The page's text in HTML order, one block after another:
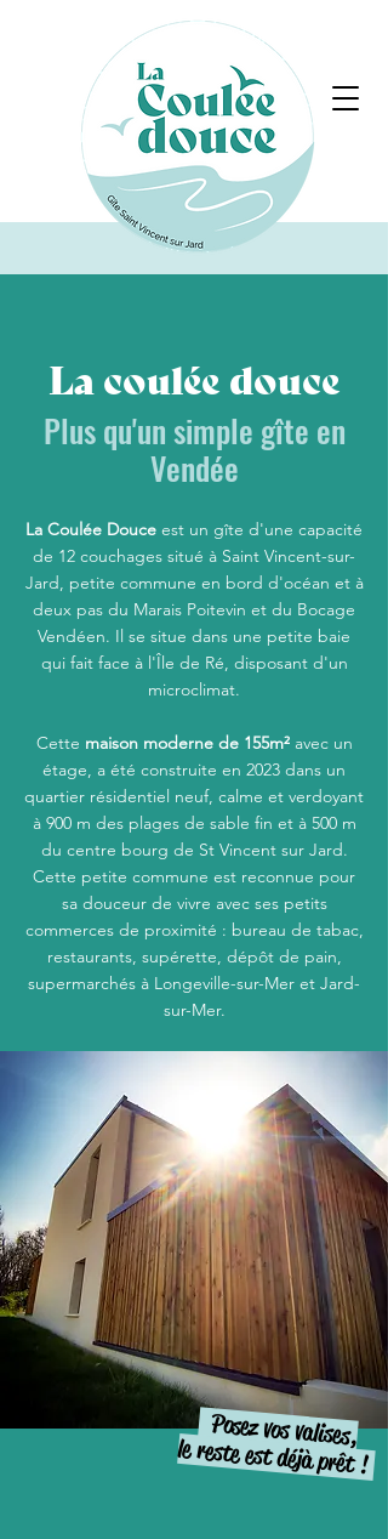
Accueil
Le gîte et tarifs
Qui sommes nous ?
La coulée douce
Plus qu'un simple gîte en
Vendée
La Coulée Douce est un gîte d'une capacité
de 12 couchages situé à Saint Vincent-sur-
Jard, petite commune en bord d'océan et à
deux pas du Marais Poitevin et du Bocage
Vendéen. Il se situe dans une petite baie
qui fait face à l'Île de Ré, disposant d'un
microclimat.
Cette maison moderne de 155m²avec un
étage, a été construite en 2023 dans un
quartier résidentiel neuf, calme et verdoyant
à 900 m des plages de sable fin et à 500 m
du centre bourg de St Vincent sur Jard.
Cette petite commune est reconnue pour
sa douceur de vivre avec ses petits
commerces de proximité : bureau de tabac,
restaurants, supérette, dépôt de pain,
supermarchés à Longeville-sur-Mer et Jard-
sur-Mer.
Posez vos valises,
le reste est déjà prêt !